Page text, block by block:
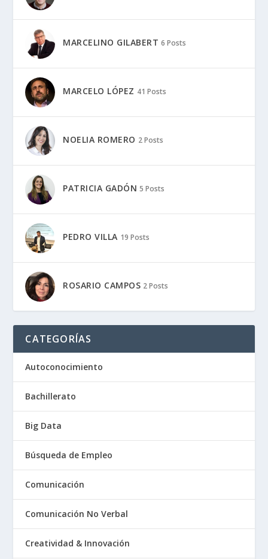
MARCELINO GILABERT 6 Posts
MARCELO LÓPEZ 41 Posts
NOELIA ROMERO 2 Posts
PATRICIA GADÓN 5 Posts
PEDRO VILLA 19 Posts
ROSARIO CAMPOS 2 Posts
CATEGORÍAS
Autoconocimiento
Bachillerato
Big Data
Búsqueda de Empleo
Comunicación
Comunicación No Verbal
Creatividad & Innovación